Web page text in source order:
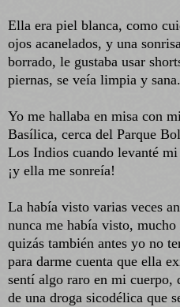
Ella era piel blanca, como
ojos acanelados, y una
borrado, le gustaba usar
piernas, se veía limpia y
Yo me hallaba en misa con
Basílica, cerca del Parque
Los Indios cuando levanté
¡y ella me sonreía!
La había visto varias veces
nunca me había visto,
quizás también antes yo no
para darme cuenta que ella
sentí algo raro en mi cuerpo,
de una droga sicodélica que